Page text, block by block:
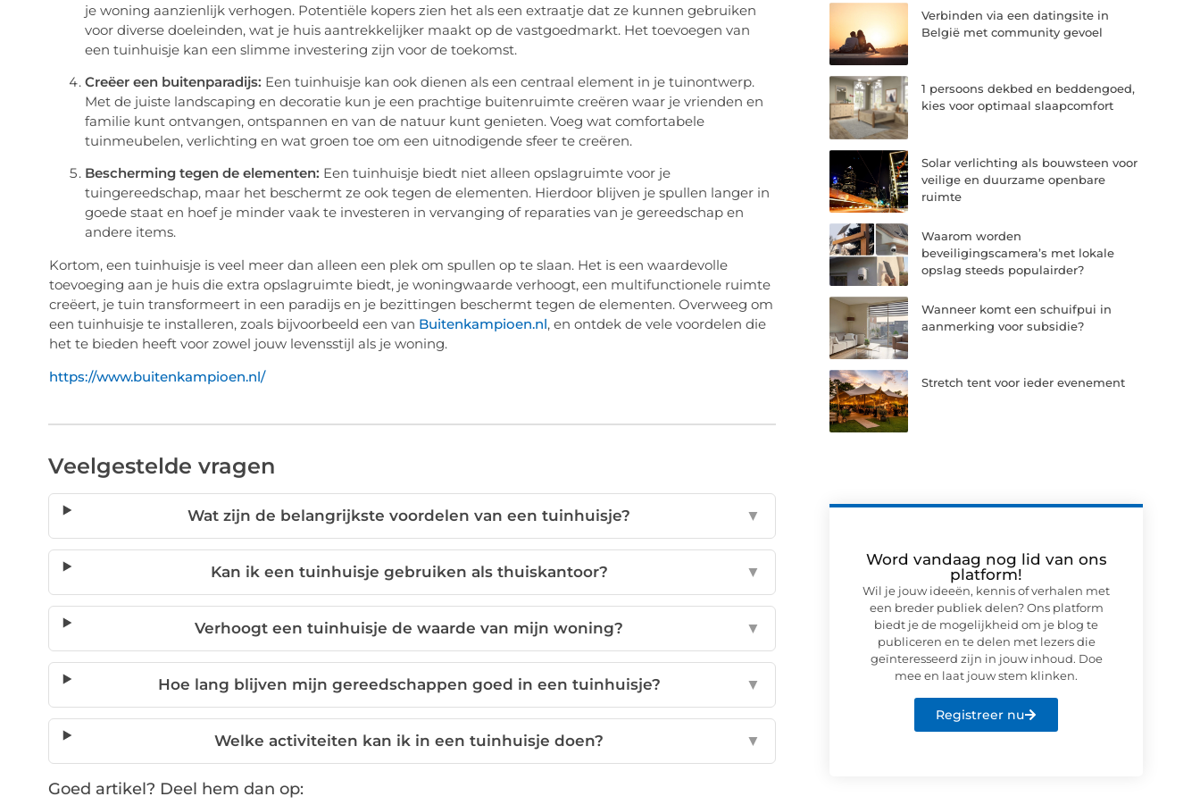
je woning aanzienlijk verhogen. Potentiële kopers zien het als een extraatje dat ze kunnen gebruiken
voor diverse doeleinden, wat je huis aantrekkelijker maakt op de vastgoedmarkt. Het toevoegen van
een tuinhuisje kan een slimme investering zijn voor de toekomst.
Creëer een buitenparadijs: Een tuinhuisje kan ook dienen als een centraal element in je tuinontwerp.
Met de juiste landscaping en decoratie kun je een prachtige buitenruimte creëren waar je vrienden en
familie kunt ontvangen, ontspannen en van de natuur kunt genieten. Voeg wat comfortabele
tuinmeubelen, verlichting en wat groen toe om een uitnodigende sfeer te creëren.
Bescherming tegen de elementen: Een tuinhuisje biedt niet alleen opslagruimte voor je
tuingereedschap, maar het beschermt ze ook tegen de elementen. Hierdoor blijven je spullen langer in
goede staat en hoef je minder vaak te investeren in vervanging of reparaties van je gereedschap en
andere items.
Kortom, een tuinhuisje is veel meer dan alleen een plek om spullen op te slaan. Het is een waardevolle
toevoeging aan je huis die extra opslagruimte biedt, je woningwaarde verhoogt, een multifunctionele ruimte
creëert, je tuin transformeert in een paradijs en je bezittingen beschermt tegen de elementen. Overweeg om
een tuinhuisje te installeren, zoals bijvoorbeeld een van Buitenkampioen.nl, en ontdek de vele voordelen die
het te bieden heeft voor zowel jouw levensstijl als je woning.
https://www.buitenkampioen.nl/
Veelgestelde vragen
Wat zijn de belangrijkste voordelen van een tuinhuisje? ▼
Kan ik een tuinhuisje gebruiken als thuiskantoor? ▼
Verhoogt een tuinhuisje de waarde van mijn woning? ▼
Hoe lang blijven mijn gereedschappen goed in een tuinhuisje? ▼
Welke activiteiten kan ik in een tuinhuisje doen? ▼
Goed artikel? Deel hem dan op:
Verbinden via een datingsite in
België met community gevoel
1 persoons dekbed en beddengoed,
kies voor optimaal slaapcomfort
Solar verlichting als bouwsteen voor
veilige en duurzame openbare
ruimte
Waarom worden
beveiligingscamera’s met lokale
opslag steeds populairder?
Wanneer komt een schuifpui in
aanmerking voor subsidie?
Stretch tent voor ieder evenement
Word vandaag nog lid van ons
platform!
Wil je jouw ideeën, kennis of verhalen met
een breder publiek delen? Ons platform
biedt je de mogelijkheid om je blog te
publiceren en te delen met lezers die
geïnteresseerd zijn in jouw inhoud. Doe
mee en laat jouw stem klinken.
Registreer nu